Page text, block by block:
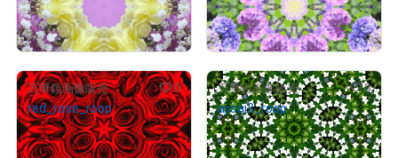
¥1,000
売出し（初回販売）
¥1,000
売出し（初回販売）
万華鏡画像販売 0
red_rose_roop
¥1,000
売出し（初回販売）
万華鏡画像販売 0
ajisai3_roop
¥1,000
売出し（初回販売）